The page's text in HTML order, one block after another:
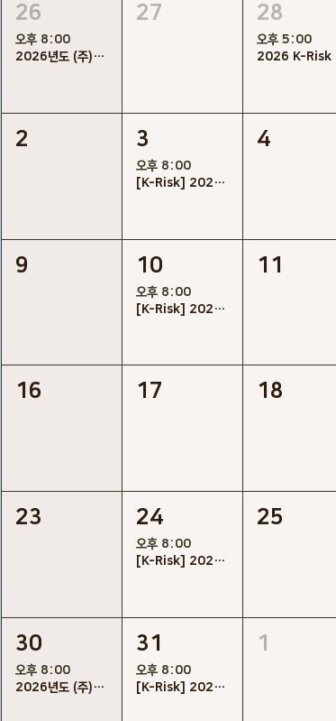
26
오후 8:00
2026년도 (주)케이리스크 정기이사회
27 28
오후 5:00
2 3
오후 8:00
[K-Risk] 2026년 프로젝트 리스크관리 특별공개강좌(제1~4강좌)
4
9 10
오후 8:00
[K-Risk] 2026년 프로젝트 리스크관리 특별공개강좌(제1~4강좌)
11
16 17 18
23 24
오후 8:00
[K-Risk] 2026년 프로젝트 리스크관리 특별공개강좌(제1~4강좌)
25
30
오후 8:00
2026년도 (주)케이리스크 정기이사회
31
오후 8:00
[K-Risk] 2026년 프로젝트 리스크관리 특별공개강좌(제1~4강좌)
1